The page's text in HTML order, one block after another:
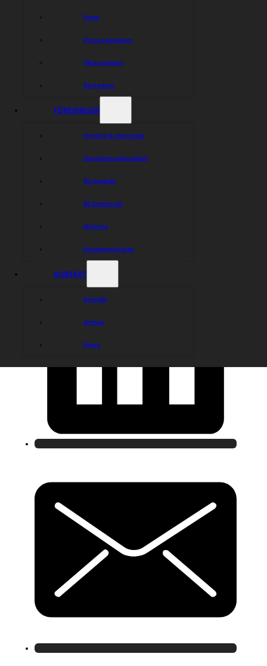
Event
Prova speedway
Våra partners
Bli partner
FÖRENINGEN
Styrelse & dokument
Ungdomsverksamhet
Bli medlem
Bli funktionär
Historia
Speedwayskolan
KONTAKT
Kontakt
Arenan
Press